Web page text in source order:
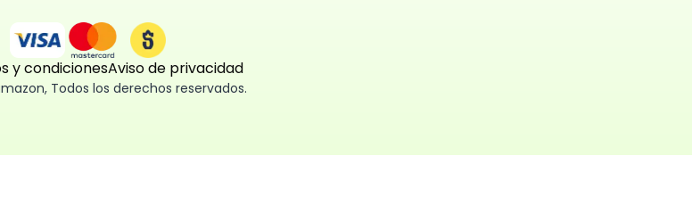
y condicionesAviso de privacidad
, Todos los derechos reservados.